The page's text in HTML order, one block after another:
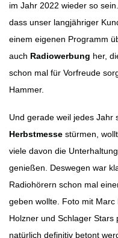
im Jahr 2022 wieder so
dass unser langjähriger
einem eigenen Programm
auch Radiowerbung her,
schon mal für Vorfreude
Hammer.
Und gerade weil jedes Jahr
Herbstmesse stürmen,
viele davon die
genießen. Deswegen war
Radiohörern schon mal
geben wollte. Foto mit
Holzner und Schlager
natürlich definitiv betont